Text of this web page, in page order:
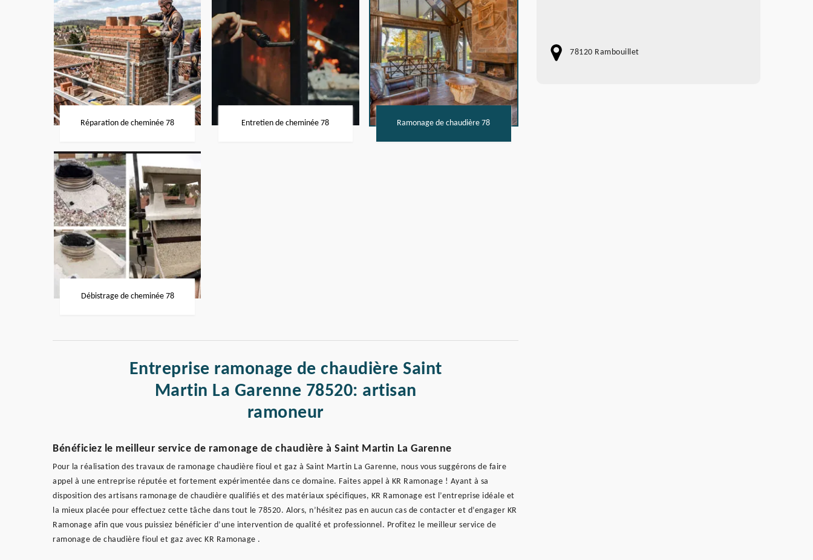
Réparation de cheminée 78 Entretien de cheminée 78 Ramonage de chaudière 78
Débistrage de cheminée 78
Entreprise ramonage de chaudière Saint
Martin La Garenne 78520: artisan
ramoneur
Bénéficiez le meilleur service de ramonage de chaudière à Saint Martin La Garenne
Pour la réalisation des travaux de ramonage chaudière fioul et gaz à Saint Martin La Garenne, nous vous suggérons de faire
appel à une entreprise réputée et fortement expérimentée dans ce domaine. Faites appel à KR Ramonage ! Ayant à sa
disposition des artisans ramonage de chaudière qualifiés et des matériaux spécifiques, KR Ramonage est l’entreprise idéale et
la mieux placée pour effectuez cette tâche dans tout le 78520. Alors, n’hésitez pas en aucun cas de contacter et d’engager KR
Ramonage afin que vous puissiez bénéficier d’une intervention de qualité et professionnel. Profitez le meilleur service de
ramonage de chaudière fioul et gaz avec KR Ramonage .
78120 Rambouillet